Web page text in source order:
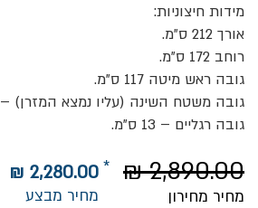
מידות חיצוניות:
אורך 212 ס”מ.
רוחב 172 ס”מ.
גובה ראש מיטה 117 ס”מ.
גובה משטח השינה (עליו נמצא המזרן) – 30 ס”מ.
גובה רגליים – 13 ס”מ.
מחיר מבצע
2,280.00 ₪
מחיר מחירון
2,890.00 ₪